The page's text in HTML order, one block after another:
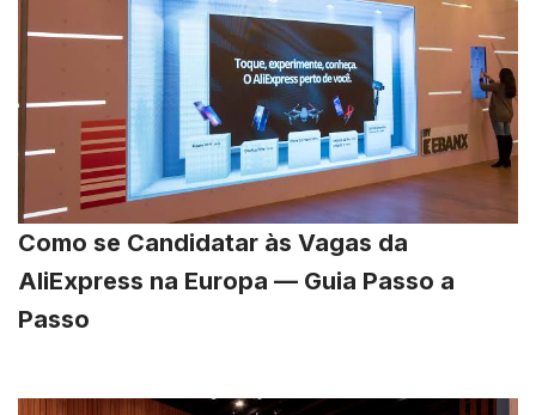
Como se Candidatar às Vagas da
AliExpress na Europa — Guia Passo a
Passo